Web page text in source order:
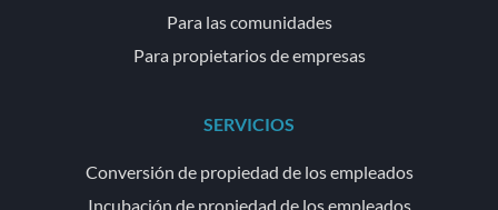
Para las comunidades
Para propietarios de empresas
SERVICIOS
Conversión de propiedad de los empleados
Incubación de propiedad de los empleados